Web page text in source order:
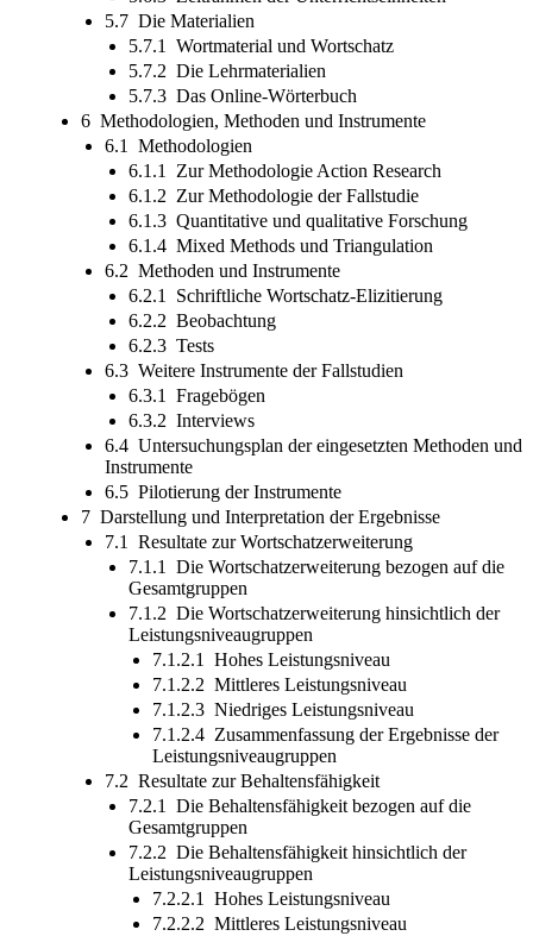
5.7 Die Materialien
5.7.1 Wortmaterial und Wortschatz
5.7.2 Die Lehrmaterialien
5.7.3 Das Online-Wörterbuch
6 Methodologien, Methoden und Instrumente
6.1 Methodologien
6.1.1 Zur Methodologie Action Research
6.1.2 Zur Methodologie der Fallstudie
6.1.3 Quantitative und qualitative Forschung
6.1.4 Mixed Methods und Triangulation
6.2 Methoden und Instrumente
6.2.1 Schriftliche Wortschatz-Elizitierung
6.2.2 Beobachtung
6.2.3 Tests
6.3 Weitere Instrumente der Fallstudien
6.3.1 Fragebögen
6.3.2 Interviews
6.4 Untersuchungsplan der eingesetzten Methoden und
Instrumente
6.5 Pilotierung der Instrumente
7 Darstellung und Interpretation der Ergebnisse
7.1 Resultate zur Wortschatzerweiterung
7.1.1 Die Wortschatzerweiterung bezogen auf die
Gesamtgruppen
7.1.2 Die Wortschatzerweiterung hinsichtlich der
Leistungsniveaugruppen
7.1.2.1 Hohes Leistungsniveau
7.1.2.2 Mittleres Leistungsniveau
7.1.2.3 Niedriges Leistungsniveau
7.1.2.4 Zusammenfassung der Ergebnisse der
Leistungsniveaugruppen
7.2 Resultate zur Behaltensfähigkeit
7.2.1 Die Behaltensfähigkeit bezogen auf die
Gesamtgruppen
7.2.2 Die Behaltensfähigkeit hinsichtlich der
Leistungsniveaugruppen
7.2.2.1 Hohes Leistungsniveau
7.2.2.2 Mittleres Leistungsniveau